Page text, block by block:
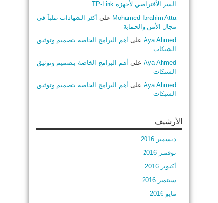
السر الأفتراضي لأجهزة TP-Link
Mohamed Ibrahim Atta على أكثر الشهادات طلباً في
مجال الأمن والحماية
Aya Ahmed على أهم البرامج الخاصة بتصميم وتوثيق
الشبكات
Aya Ahmed على أهم البرامج الخاصة بتصميم وتوثيق
الشبكات
Aya Ahmed على أهم البرامج الخاصة بتصميم وتوثيق
الشبكات
الأرشيف
ديسمبر 2016
نوفمبر 2016
أكتوبر 2016
سبتمبر 2016
مايو 2016